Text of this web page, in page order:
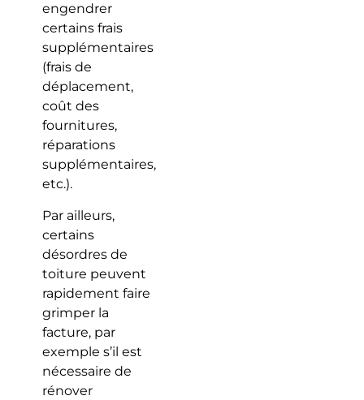
engendrer
certains frais
supplémentaires
(frais de
déplacement,
coût des
fournitures,
réparations
supplémentaires,
etc.).
Par ailleurs,
certains
désordres de
toiture peuvent
rapidement faire
grimper la
facture, par
exemple s’il est
nécessaire de
rénover